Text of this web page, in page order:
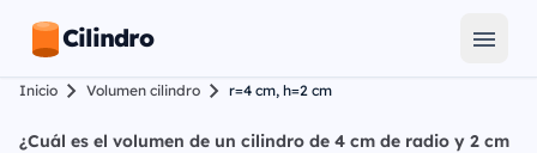
Cilindro
Inicio Volumen cilindro r=4 cm, h=2 cm
¿Cuál es el volumen de un cilindro de 4 cm de radio y 2 cm